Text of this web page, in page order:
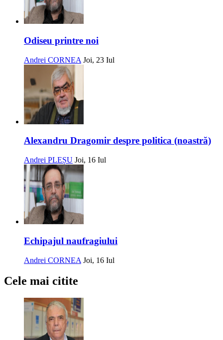
Odiseu printre noi
Andrei CORNEA Joi, 23 Iul
Alexandru Dragomir despre politica (noastră)
Andrei PLEȘU Joi, 16 Iul
Echipajul naufragiului
Andrei CORNEA Joi, 16 Iul
Cele mai citite